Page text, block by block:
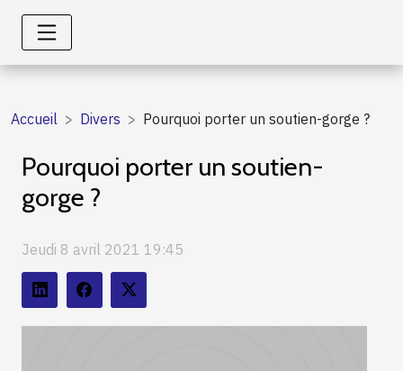
Accueil Divers Pourquoi porter un soutien-gorge ?
Pourquoi porter un soutien-
gorge ?
Jeudi 8 avril 2021 19:45